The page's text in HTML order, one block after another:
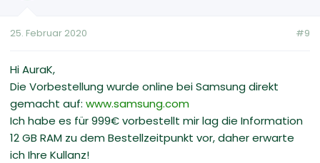
25. Februar 2020 #9
Hi AuraK,
Die Vorbestellung wurde online bei Samsung direkt
gemacht auf: www.samsung.com
Ich habe es für 999€ vorbestellt mir lag die Information
12 GB RAM zu dem Bestellzeitpunkt vor, daher erwarte
ich Ihre Kullanz!